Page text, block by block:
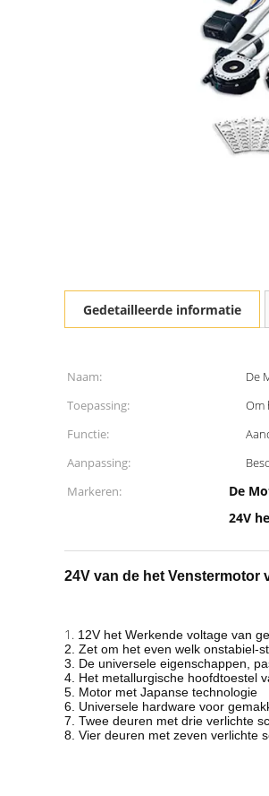
Gedetailleerde informatie
Naam: De
Toepassing:
Om
Functie:
Aanpassing:
Markeren:
De
24V
24V van de het Venstermotor
1. 12V het Werkende voltage van
2. Zet om het even welk onstabiel-
3. De universele eigenschappen,
4. Het metallurgische hoofdtoestel
5. Motor met Japanse technologie
6. Universele hardware voor
7. Twee deuren met drie verlichte
8. Vier deuren met zeven verlichte